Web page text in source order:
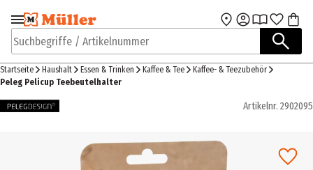
Zur Navigation
springen
Zum Hauptinhalt
Suchbegriffe / Artikelnummer
Startseite Haushalt Essen & Trinken Kaffee & Tee
Kaffee- & Teezubehör
Peleg Pelicup Teebeutelhalter
Artikelnr. 2902095